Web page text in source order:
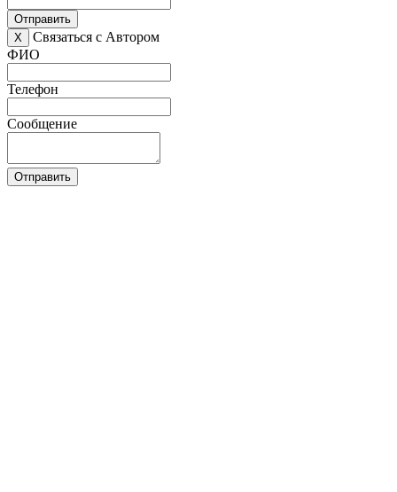
Отправить
X
Связаться с Автором
ФИО
Телефон
Сообщение
Отправить